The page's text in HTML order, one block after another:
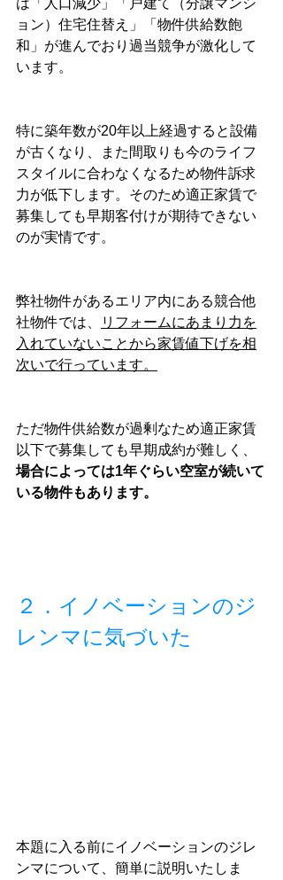
は「人口減少」「戸建て（分譲マンシ
ョン）住宅住替え」「物件供給数飽
和」が進んでおり過当競争が激化して
います。
特に築年数が20年以上経過すると設備
が古くなり、また間取りも今のライフ
スタイルに合わなくなるため物件訴求
力が低下します。そのため適正家賃で
募集しても早期客付けが期待できない
のが実情です。
弊社物件があるエリア内にある競合他
社物件では、
リフォームにあまり力を
入れていないことから家賃値下げを相
次いで行っています。
ただ物件供給数が過剰なため適正家賃
以下で募集しても早期成約が難しく、
場合によっては1年ぐらい空室が続いて
いる物件もあります。
２．イノベーションのジ
レンマに気づいた
本題に入る前にイノベーションのジレ
ンマについて、簡単に説明いたしま